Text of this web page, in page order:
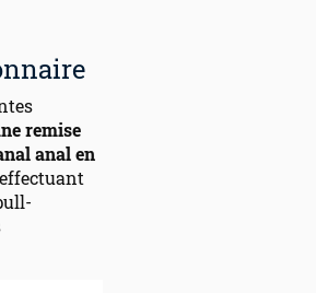
remise
anal en